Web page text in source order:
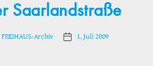
Saarlandstraße
FREIHAUS-Archiv Veröffentlichungsdatum
1. Juli 2009